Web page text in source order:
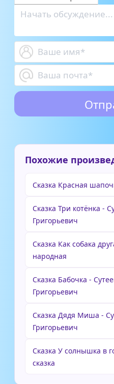
Похожие
Сказка Красная
Сказка Три котёнка -
Григорьевич
Сказка Как собака
народная
Сказка Бабочка -
Григорьевич
Сказка Дядя Миша -
Григорьевич
Сказка У солнышка в
сказка